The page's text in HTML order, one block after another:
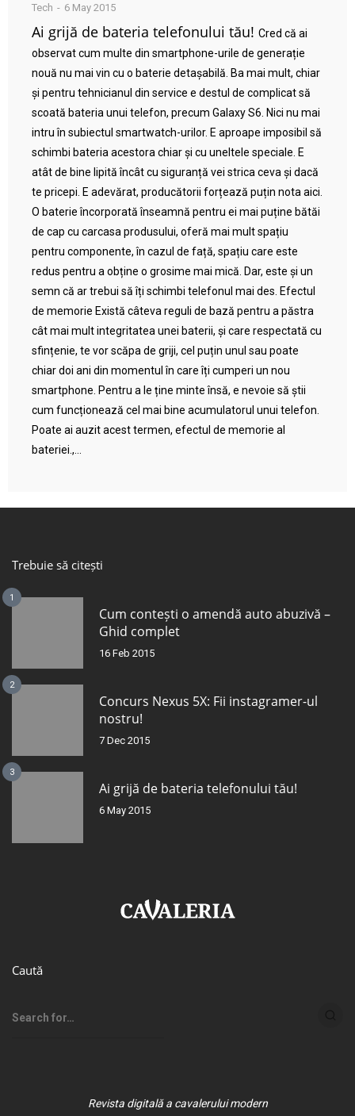
Tech 6 May 2015
Ai grijă de bateria telefonului tău! Cred că ai
observat cum multe din smartphone-urile de generație
nouă nu mai vin cu o baterie detașabilă. Ba mai mult, chiar
și pentru tehnicianul din service e destul de complicat să
scoată bateria unui telefon, precum Galaxy S6. Nici nu mai
intru în subiectul smartwatch-urilor. E aproape imposibil să
schimbi bateria acestora chiar și cu uneltele speciale. E
atât de bine lipită încât cu siguranță vei strica ceva și dacă
te pricepi. E adevărat, producătorii forțează puțin nota aici.
O baterie încorporată înseamnă pentru ei mai puține bătăi
de cap cu carcasa produsului, oferă mai mult spațiu
pentru componente, în cazul de față, spațiu care este
redus pentru a obține o grosime mai mică. Dar, este și un
semn că ar trebui să îți schimbi telefonul mai des. Efectul
de memorie Există câteva reguli de bază pentru a păstra
cât mai mult integritatea unei baterii, și care respectată cu
sfințenie, te vor scăpa de griji, cel puțin unul sau poate
chiar doi ani din momentul în care îți cumperi un nou
smartphone. Pentru a le ține minte însă, e nevoie să știi
cum funcționează cel mai bine acumulatorul unui telefon.
Poate ai auzit acest termen, efectul de memorie al
bateriei.,...
Trebuie să citești
1
Cum contești o amendă auto abuzivă –
Ghid complet
16 Feb 2015
2
Concurs Nexus 5X: Fii instagramer-ul
nostru!
7 Dec 2015
3
Ai grijă de bateria telefonului tău!
6 May 2015
Caută
Revista digitală a cavalerului modern